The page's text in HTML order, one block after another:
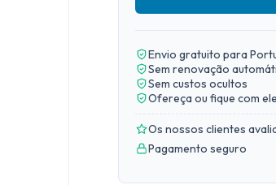
Envio gratuito para
Sem renovação
Sem custos ocultos
Ofereça ou fique com
Os nossos clientes
Pagamento seguro